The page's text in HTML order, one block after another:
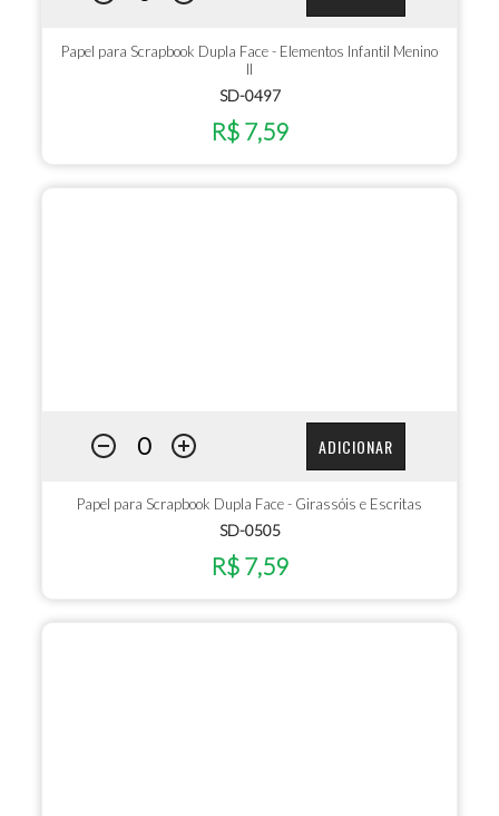
Papel para Scrapbook Dupla Face - Elementos Infantil Menino
II
SD-0497
R$ 7,59
ADICIONAR
Papel para Scrapbook Dupla Face - Girassóis e Escritas
SD-0505
R$ 7,59